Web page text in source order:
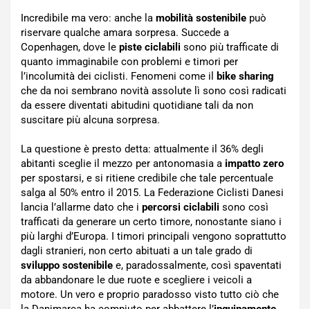
Incredibile ma vero: anche la mobilità sostenibile può
riservare qualche amara sorpresa. Succede a
Copenhagen, dove le piste ciclabili sono più trafficate di
quanto immaginabile con problemi e timori per
l’incolumità dei ciclisti. Fenomeni come il
bike sharing
che da noi sembrano novità assolute lì sono così radicati
da essere diventati abitudini quotidiane tali da non
suscitare più alcuna sorpresa.
La questione è presto detta: attualmente il 36% degli
abitanti sceglie il mezzo per antonomasia a impatto zero
per spostarsi, e si ritiene credibile che tale percentuale
salga al 50% entro il 2015. La Federazione Ciclisti Danesi
lancia l’allarme dato che i percorsi ciclabili sono così
trafficati da generare un certo timore, nonostante siano i
più larghi d’Europa. I timori principali vengono soprattutto
dagli stranieri, non certo abituati a un tale grado di
sviluppo sostenibile e, paradossalmente, così spaventati
da abbandonare le due ruote e scegliere i veicoli a
motore. Un vero e proprio paradosso visto tutto ciò che